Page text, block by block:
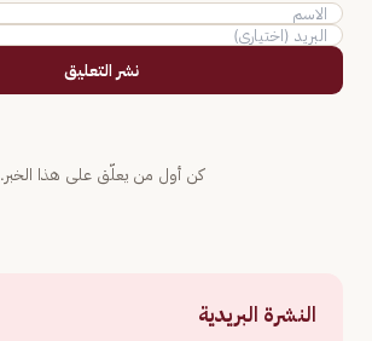
نشر التعليق
كن أول من يعلّق على هذا الخبر.
النشرة البريدية